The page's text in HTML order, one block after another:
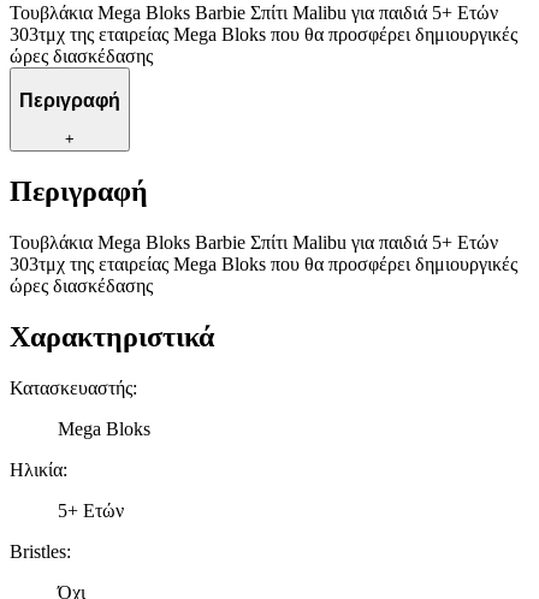
Τουβλάκια Mega Bloks Barbie Σπίτι Malibu για παιδιά 5+ Ετών
303τμχ της εταιρείας Mega Bloks που θα προσφέρει δημιουργικές
ώρες διασκέδασης
Περιγραφή
+
Περιγραφή
Τουβλάκια Mega Bloks Barbie Σπίτι Malibu για παιδιά 5+ Ετών
303τμχ της εταιρείας Mega Bloks που θα προσφέρει δημιουργικές
ώρες διασκέδασης
Χαρακτηριστικά
Κατασκευαστής:
Mega Bloks
Ηλικία:
5+ Ετών
Bristles:
Όχι